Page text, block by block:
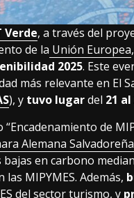
Verde, a través del
de la Unión Europea,
2025. Este
más relevante en El
), y tuvo lugardel 21
“Encadenamiento de
Alemana
bajas en carbono
las MIPYMES. Además,
del sector turismo, y